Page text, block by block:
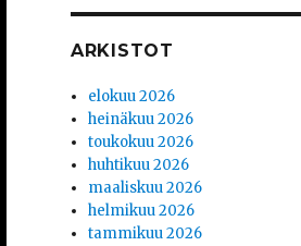
ARKISTOT
elokuu 2026
heinäkuu 2026
toukokuu 2026
huhtikuu 2026
maaliskuu 2026
helmikuu 2026
tammikuu 2026